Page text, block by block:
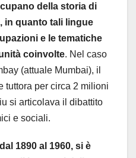
della storia di
in quanto tali lingue
e le tematiche
coinvolte. Nel caso
(attuale Mumbai), il
tuttora per circa 2 milioni
si articolava il dibattito
e sociali.
1890 al 1960, si è